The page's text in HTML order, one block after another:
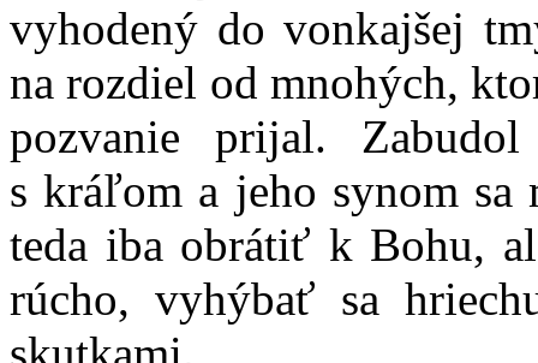
vyhodený do vonkajšej
na rozdiel od mnohých,
pozvanie prijal.
s kráľom a jeho synom sa
teda iba obrátiť k Bohu,
rúcho, vyhýbať sa
skutkami.